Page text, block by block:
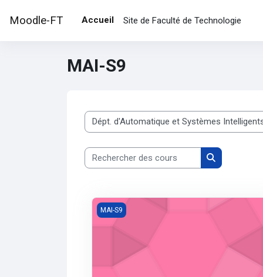
Moodle-FT Accueil Site de Faculté de Technologie
MAI-S9
Catégories de cours
Rechercher des cours
Rechercher
Recherche documentaire et conception de
MAI-S9